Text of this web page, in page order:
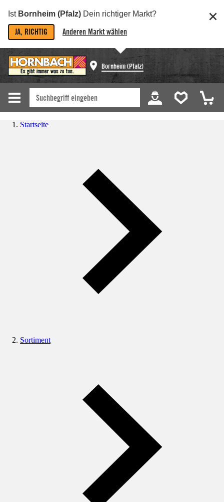
Ist Bornheim (Pfalz) Dein richtiger Markt?
JA, RICHTIG Anderen Markt wählen
Bornheim (Pfalz)
Startseite
Sortiment